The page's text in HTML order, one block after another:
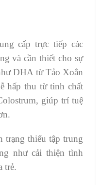
cấp trực tiếp các
và cần thiết cho sự
DHA từ Tảo Xoắn
hấp thu từ tinh chất
giúp trí tuệ
trạng thiếu tập trung
như cải thiện tình
trẻ.